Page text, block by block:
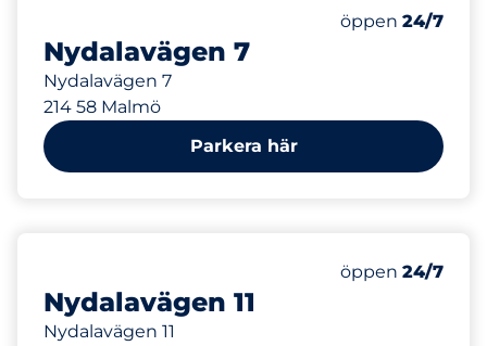
Nydalavägen 7
Nydalavägen 7
214 58 Malmö
öppen 24/7
Parkera här
Nydalavägen 11
Nydalavägen 11
öppen 24/7